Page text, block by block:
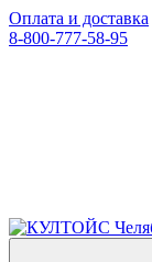
Оплата и доставка
8-800-777-58-95